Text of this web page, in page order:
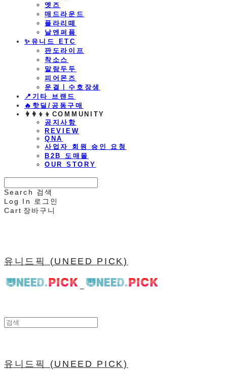
엣즈
매드라운드
플라리떼
날엔퍼퓸
​✨유니드 ETC
판도라이프
착소스
말랑두두
피어몬즈
운결ㅣ수호장생
📍기타 브랜드
🔥핫딜/공동구매
👩‍👩‍👦‍👦COMMUNITY
공지사항
REVIEW
QNA
사업자 회원 승인 요청
B2B 도매몰
OUR STORY
Search
검색
Log In
로그인
Cart 장바구니
유니드픽 (UNEED PICK)
유니드픽 (UNEED PICK)